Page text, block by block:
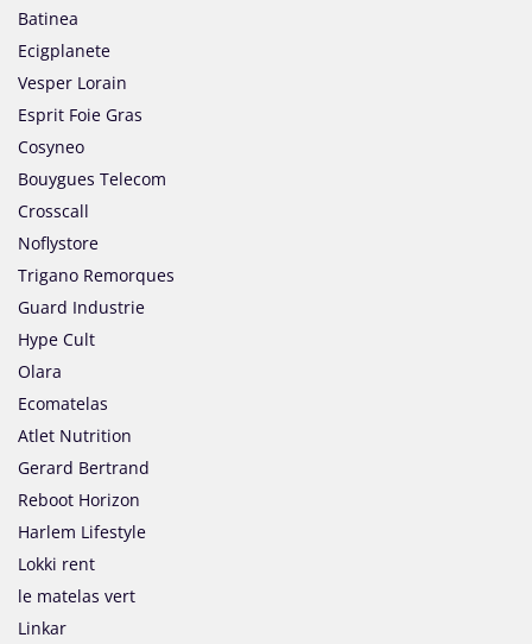
Batinea
Ecigplanete
Vesper Lorain
Esprit Foie Gras
Cosyneo
Bouygues Telecom
Crosscall
Noflystore
Trigano Remorques
Guard Industrie
Hype Cult
Olara
Ecomatelas
Atlet Nutrition
Gerard Bertrand
Reboot Horizon
Harlem Lifestyle
Lokki rent
le matelas vert
Linkar